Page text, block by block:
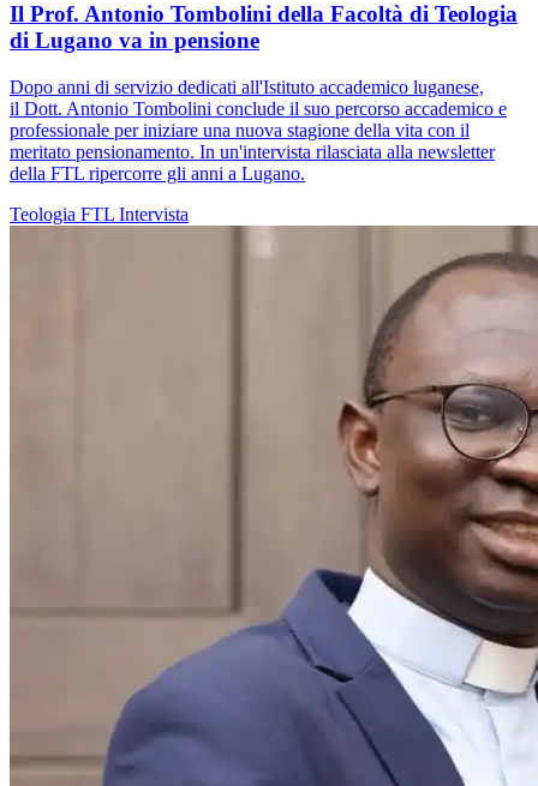
Il Prof. Antonio Tombolini della Facoltà di Teologia
di Lugano va in pensione
Dopo anni di servizio dedicati all'Istituto accademico luganese,
il Dott. Antonio Tombolini conclude il suo percorso accademico e
professionale per iniziare una nuova stagione della vita con il
meritato pensionamento. In un'intervista rilasciata alla newsletter
della FTL ripercorre gli anni a Lugano.
Teologia FTL Intervista